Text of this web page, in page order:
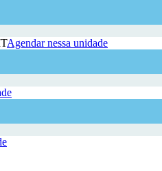
Agendar nessa unidade